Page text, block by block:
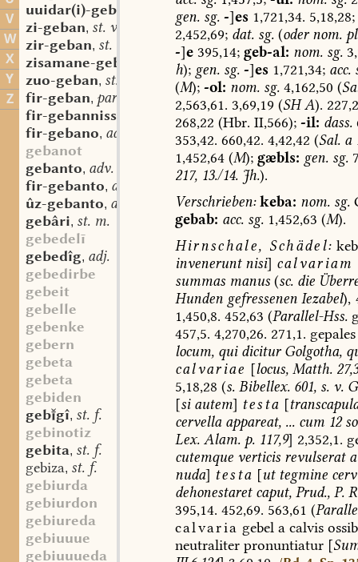
V
W
X
Y
Z
uuidar(i)-geban
zi-geban, st. v.
zir-geban, st. v.
zisamane-geban
zuo-geban, st. v.
fir-geban, part.-adj.
fir-gebannissa
fir-gebano, adv.
gebanot
gebanto, adv.
fir-gebanto, adv.
ûz-gebanto, adv.
gebâri, st. m.
gebedelī
gebedîg, adj.
gebedirbe
gebeit
gebelle
gebenke
gebern
gebeta
gebeta
gebiden
gebgî, st. f.
gebinotiz
gebita, st. f.
gebiza, st. f.
gebiurda
gebiurdon
gebiureda
gebiuuue
gebiuuueda
gen.sg. -]es 1,721,34. 5,18,28;
2,452,69; dat.sg. (odernom.
-]e395,14; geb-al: nom. sg.
h); gen.sg. -]es1,721,34; acc.
(M); -ol: nom.sg.4,162,50 (
2,563,61. 3,69,19 (SHA).
268,22 (Hbr. II,566); -il: dass.
353,42. 660,42. 4,42,42 (Sal.a
1,452,64(M); gæbls: gen.sg.
217,13./14.Jh.).
Verschrieben: keba: nom.sg.
gebab: acc.sg.1,452,63 (M).
Hirnschale, Schädel:
inveneruntnisi] calvariam
summasmanus(sc.die
HundengefressenenIezabel),
1,450,8. 452,63 (Parallel-Hss.
457,5. 4,270,26. 271,1. gepales
locum,quidiciturGolgotha,
calvariae [locus,Matth.
5,18,28 (s.Bibellex. 601,s.v.
[siautem] testa [
cervellaappareat,...cum12
Lex.Alam.p.117,9] 2,352,1.
cutemqueverticisrevulserata
nuda] testa [uttegmine
dehonestaretcaput,Prud., P.
395,14. 452,69. 563,61 (
calvaria gebel a calvis
neutraliter pronuntiatur[